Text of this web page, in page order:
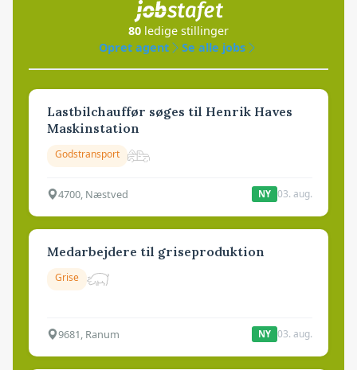
80 ledige stillinger
Opret agent
Se alle jobs
Lastbilchauffør søges til Henrik Haves
Maskinstation
Godstransport
4700, Næstved NY 03. aug.
Medarbejdere til griseproduktion
Grise
9681, Ranum NY 03. aug.